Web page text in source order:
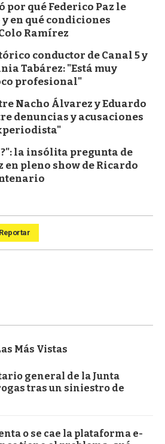
por qué Federico Paz le
en qué condiciones
Ramírez
conductor de Canal 5 y
Tabárez: "Está muy
profesional"
Nacho Álvarez y Eduardo
denuncias y acusaciones
la insólita pregunta de
pleno show de Ricardo
Reportar
Más Vistas
general de la Junta
tras un siniestro de
o se cae la plataforma e-